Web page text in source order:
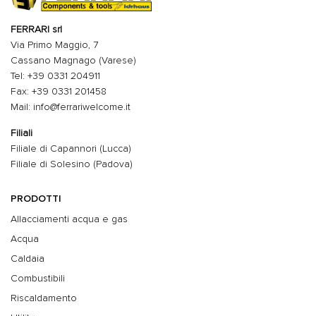
FERRARI srl
Via Primo Maggio, 7
Cassano Magnago (Varese)
Tel: +39 0331 204911
Fax: +39 0331 201458
Mail: info@ferrariwelcome.it
Filiali
Filiale di Capannori (Lucca)
Filiale di Solesino (Padova)
PRODOTTI
Allacciamenti acqua e gas
Acqua
Caldaia
Combustibili
Riscaldamento